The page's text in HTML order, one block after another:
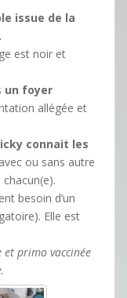
issue de la
est noir et
un foyer
allégée et
connait les
ou sans autre
besoin d’un
Elle est
et primo vaccinée